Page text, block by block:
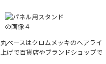
ベースはクロムメッキのヘアライ
げで百貨店やブランドショップで